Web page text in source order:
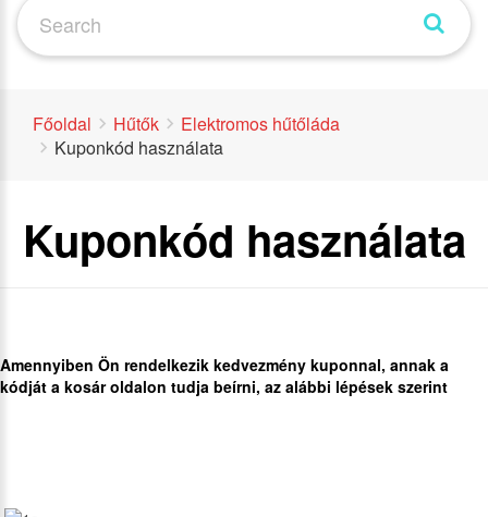
Főoldal Hűtők
Elektromos hűtőláda
Kuponkód használata
Kuponkód használata
Amennyiben Ön rendelkezik kedvezmény kuponnal, annak a
kódját a kosár oldalon tudja beírni, az alábbi lépések szerint